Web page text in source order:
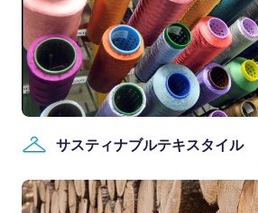
サスティナブルテキスタイル